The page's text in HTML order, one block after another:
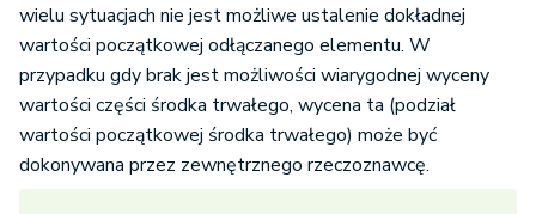
wielu sytuacjach nie jest możliwe ustalenie dokładnej
wartości początkowej odłączanego elementu. W
przypadku gdy brak jest możliwości wiarygodnej wyceny
wartości części środka trwałego, wycena ta (podział
wartości początkowej środka trwałego) może być
dokonywana przez zewnętrznego rzeczoznawcę.